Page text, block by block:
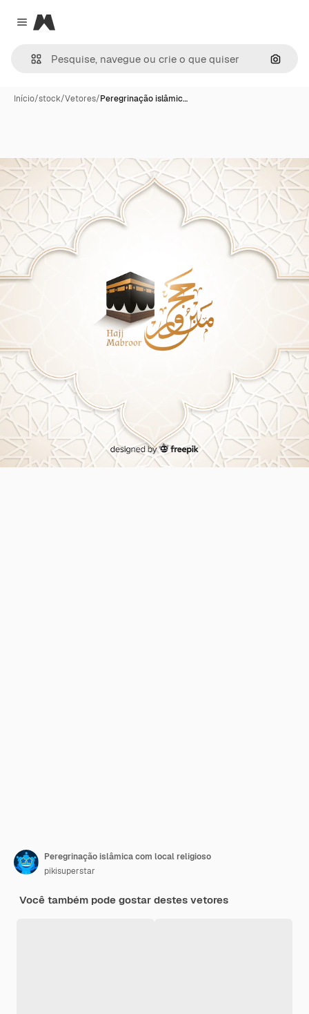
Close menu
Magnific
Início/stock/Vetores/Peregrinação islâmic…
Peregrinação islâmica com local religioso
pikisuperstar
Você também pode gostar destes vetores